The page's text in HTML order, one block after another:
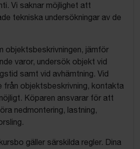
Vi saknar möjlighet att
tekniska undersökningar av de
objektsbeskrivningen, jämför
varor, undersök objekt vid
samt vid avhämtning. Vid
från objektsbeskrivning, kontakta
Köparen ansvarar för att
nedmontering, lastning,
gäller särskilda regler. Dina